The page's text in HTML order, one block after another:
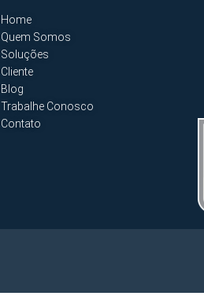
Home
Quem Somos
Soluções
Cliente
Blog
Trabalhe Conosco
Contato